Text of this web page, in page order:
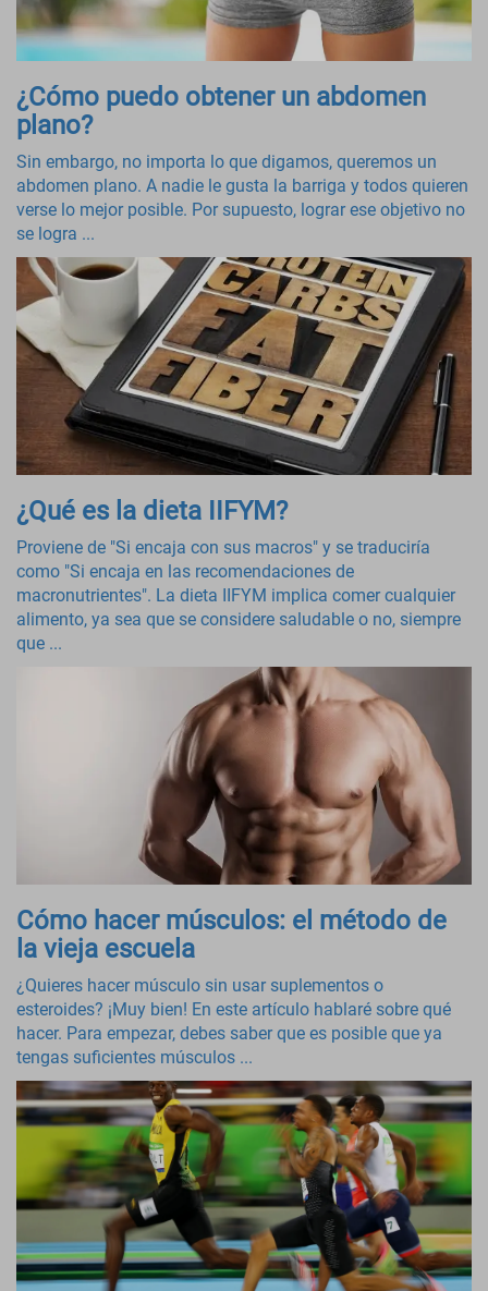
¿Cómo puedo obtener un abdomen
plano?
Sin embargo, no importa lo que digamos, queremos un
abdomen plano. A nadie le gusta la barriga y todos quieren
verse lo mejor posible. Por supuesto, lograr ese objetivo no
se logra ...
¿Qué es la dieta IIFYM?
Proviene de "Si encaja con sus macros" y se traduciría
como "Si encaja en las recomendaciones de
macronutrientes". La dieta IIFYM implica comer cualquier
alimento, ya sea que se considere saludable o no, siempre
que ...
Cómo hacer músculos: el método de
la vieja escuela
¿Quieres hacer músculo sin usar suplementos o
esteroides? ¡Muy bien! En este artículo hablaré sobre qué
hacer. Para empezar, debes saber que es posible que ya
tengas suficientes músculos ...